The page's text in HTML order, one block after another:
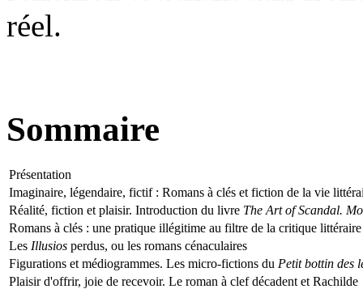
réel.
Sommaire
Présentation
Imaginaire, légendaire, fictif : Romans à clés et fiction de la vie
Réalité, fiction et plaisir. Introduction du livre The Art of Scandal.
Romans à clés : une pratique illégitime au filtre de la critique
Les Illusios perdus, ou les romans cénaculaires
Figurations et médiogrammes. Les micro-fictions du Petit bottin des
Plaisir d'offrir, joie de recevoir. Le roman à clef décadent et Rachilde